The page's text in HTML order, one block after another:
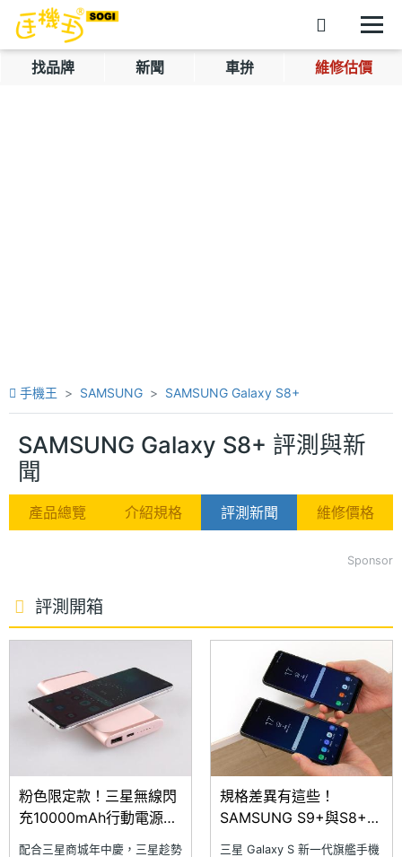
找品牌 新聞 車拚 維修估價
手機王 SAMSUNG SAMSUNG Galaxy S8+
SAMSUNG Galaxy S8+ 評測與新
聞
產品總覽 介紹規格 評測新聞 維修價格
Sponsor
評測開箱
粉色限定款！三星無線閃
充10000mAh行動電源開
箱體驗
配合三星商城年中慶，三星趁勢
規格差異有這些！
SAMSUNG S9+與S8+開
三星 Galaxy S 新一代旗艦手機